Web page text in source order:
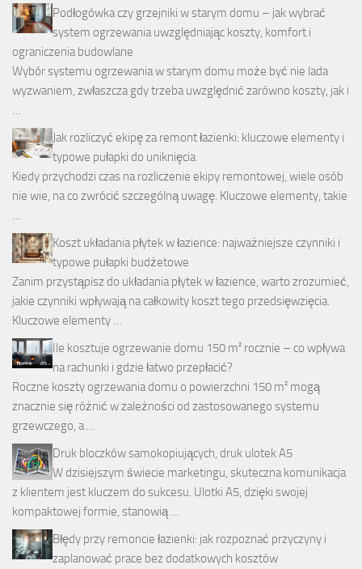
Podłogówka czy grzejniki w starym domu – jak wybrać
system ogrzewania uwzględniając koszty, komfort i
ograniczenia budowlane
Wybór systemu ogrzewania w starym domu może być nie lada
wyzwaniem, zwłaszcza gdy trzeba uwzględnić zarówno koszty, jak i
…
Jak rozliczyć ekipę za remont łazienki: kluczowe elementy i
typowe pułapki do uniknięcia
Kiedy przychodzi czas na rozliczenie ekipy remontowej, wiele osób
nie wie, na co zwrócić szczególną uwagę. Kluczowe elementy, takie
…
Koszt układania płytek w łazience: najważniejsze czynniki i
typowe pułapki budżetowe
Zanim przystąpisz do układania płytek w łazience, warto zrozumieć,
jakie czynniki wpływają na całkowity koszt tego przedsięwzięcia.
Kluczowe elementy …
Ile kosztuje ogrzewanie domu 150 m² rocznie – co wpływa
na rachunki i gdzie łatwo przepłacić?
Roczne koszty ogrzewania domu o powierzchni 150 m² mogą
znacznie się różnić w zależności od zastosowanego systemu
grzewczego, a …
Druk bloczków samokopiujących, druk ulotek A5
W dzisiejszym świecie marketingu, skuteczna komunikacja
z klientem jest kluczem do sukcesu. Ulotki A5, dzięki swojej
kompaktowej formie, stanowią …
Błędy przy remoncie łazienki: jak rozpoznać przyczyny i
zaplanować prace bez dodatkowych kosztów